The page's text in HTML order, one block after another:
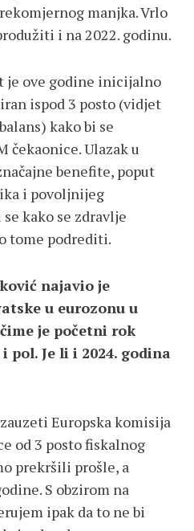
manjka. Vrlo
i na 2022. godinu.
ove godine inicijalno
ispod 3 posto (vidjet
kako bi se
Ulazak u
benefite, poput
i povoljnijeg
kako se zdravlje
tome podrediti.
najavio je
u eurozonu u
je početni rok
pol. Je li i 2024. godina
Europska komisija
od 3 posto fiskalnog
prekršili prošle, a
S obzirom na
ipak da to ne bi